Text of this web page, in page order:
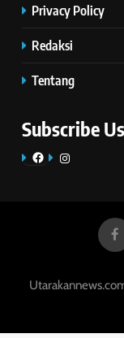
Privacy Policy
Redaksi
Tentang
Subscribe Us
FacebookInstagram